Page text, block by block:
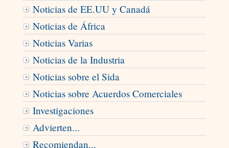
Noticias de EE.UU y Canadá
Noticias de África
Noticias Varias
Noticias de la Industria
Noticias sobre el Sida
Noticias sobre Acuerdos Comerciales
Investigaciones
Advierten...
Recomiendan...